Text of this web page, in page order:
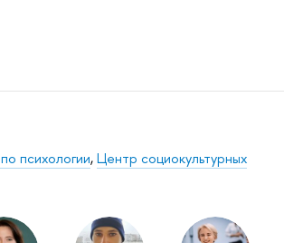
психологии,Центр социокультурных